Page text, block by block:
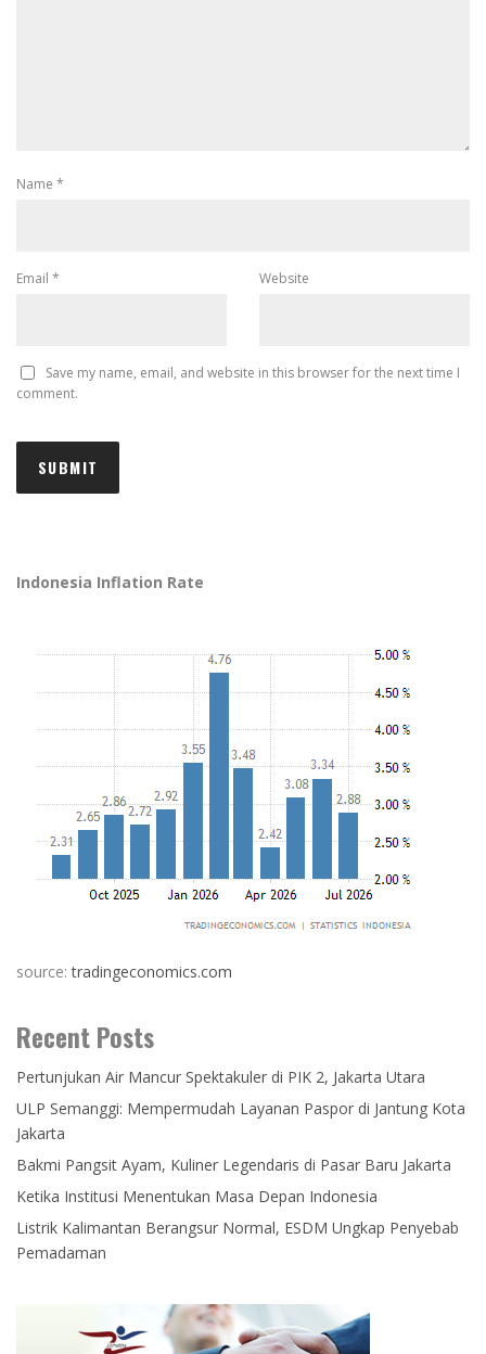
Name *
Email * Website
Save my name, email, and website in this browser for the next time I
comment.
Indonesia Inflation Rate
source:tradingeconomics.com
Recent Posts
Pertunjukan Air Mancur Spektakuler di PIK 2, Jakarta Utara
ULP Semanggi: Mempermudah Layanan Paspor di Jantung Kota
Jakarta
Bakmi Pangsit Ayam, Kuliner Legendaris di Pasar Baru Jakarta
Ketika Institusi Menentukan Masa Depan Indonesia
Listrik Kalimantan Berangsur Normal, ESDM Ungkap Penyebab
Pemadaman